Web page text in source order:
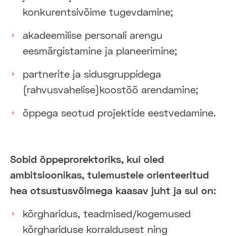
konkurentsivõime tugevdamine;
akadeemilise personali arengu
eesmärgistamine ja planeerimine;
partnerite ja sidusgruppidega
(rahvusvahelise)koostöö arendamine;
õppega seotud projektide eestvedamine.
Sobid õppeprorektoriks, kui oled
ambitsioonikas, tulemustele orienteeritud
hea otsustusvõimega kaasav juht ja sul on:
kõrgharidus, teadmised/kogemused
kõrghariduse korraldusest ning